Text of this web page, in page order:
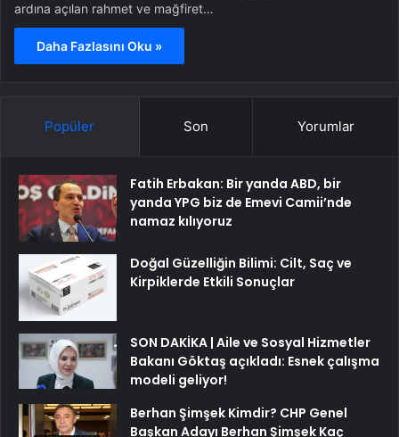
ardına açılan rahmet ve mağfiret…
Daha Fazlasını Oku »
Popüler Son Yorumlar
Fatih Erbakan: Bir yanda ABD, bir
yanda YPG biz de Emevi Camii’nde
namaz kılıyoruz
Doğal Güzelliğin Bilimi: Cilt, Saç ve
Kirpiklerde Etkili Sonuçlar
SON DAKİKA | Aile ve Sosyal Hizmetler
Bakanı Göktaş açıkladı: Esnek çalışma
modeli geliyor!
Berhan Şimşek Kimdir? CHP Genel
Başkan Adayı Berhan Şimşek Kaç